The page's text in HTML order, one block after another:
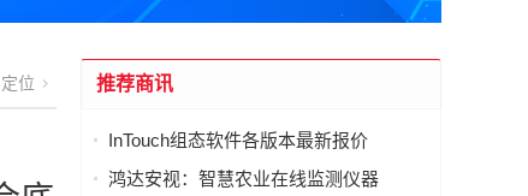
位 推荐商讯
InTouch组态软件各版本最新报价
鸿达安视：智慧农业在线监测仪器